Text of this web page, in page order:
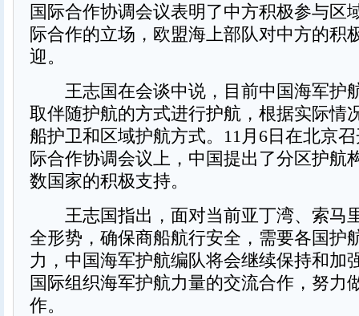
国际合作协调会议表明了中方积极参与区
际合作的立场，欧盟海上部队对中方的积
迎。
王志国在会谈中说，目前中国海军护
取伴随护航的方式进行护航，根据实际情
船护卫和区域护航方式。11月6日在北京
际合作协调会议上，中国提出了分区护航
数国家的积极支持。
王志国指出，面对当前亚丁湾、索马
全形势，确保商船航行安全，需要各国护
力，中国海军护航编队将会继续保持和加
国际组织海军护航力量的交流合作，努力
作。